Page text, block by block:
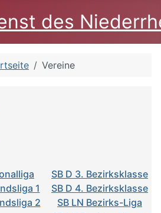
des
Vereine
SB D 3. Bezirksklasse
1
SB D 4. Bezirksklasse
2
SB LN Bezirks-Liga